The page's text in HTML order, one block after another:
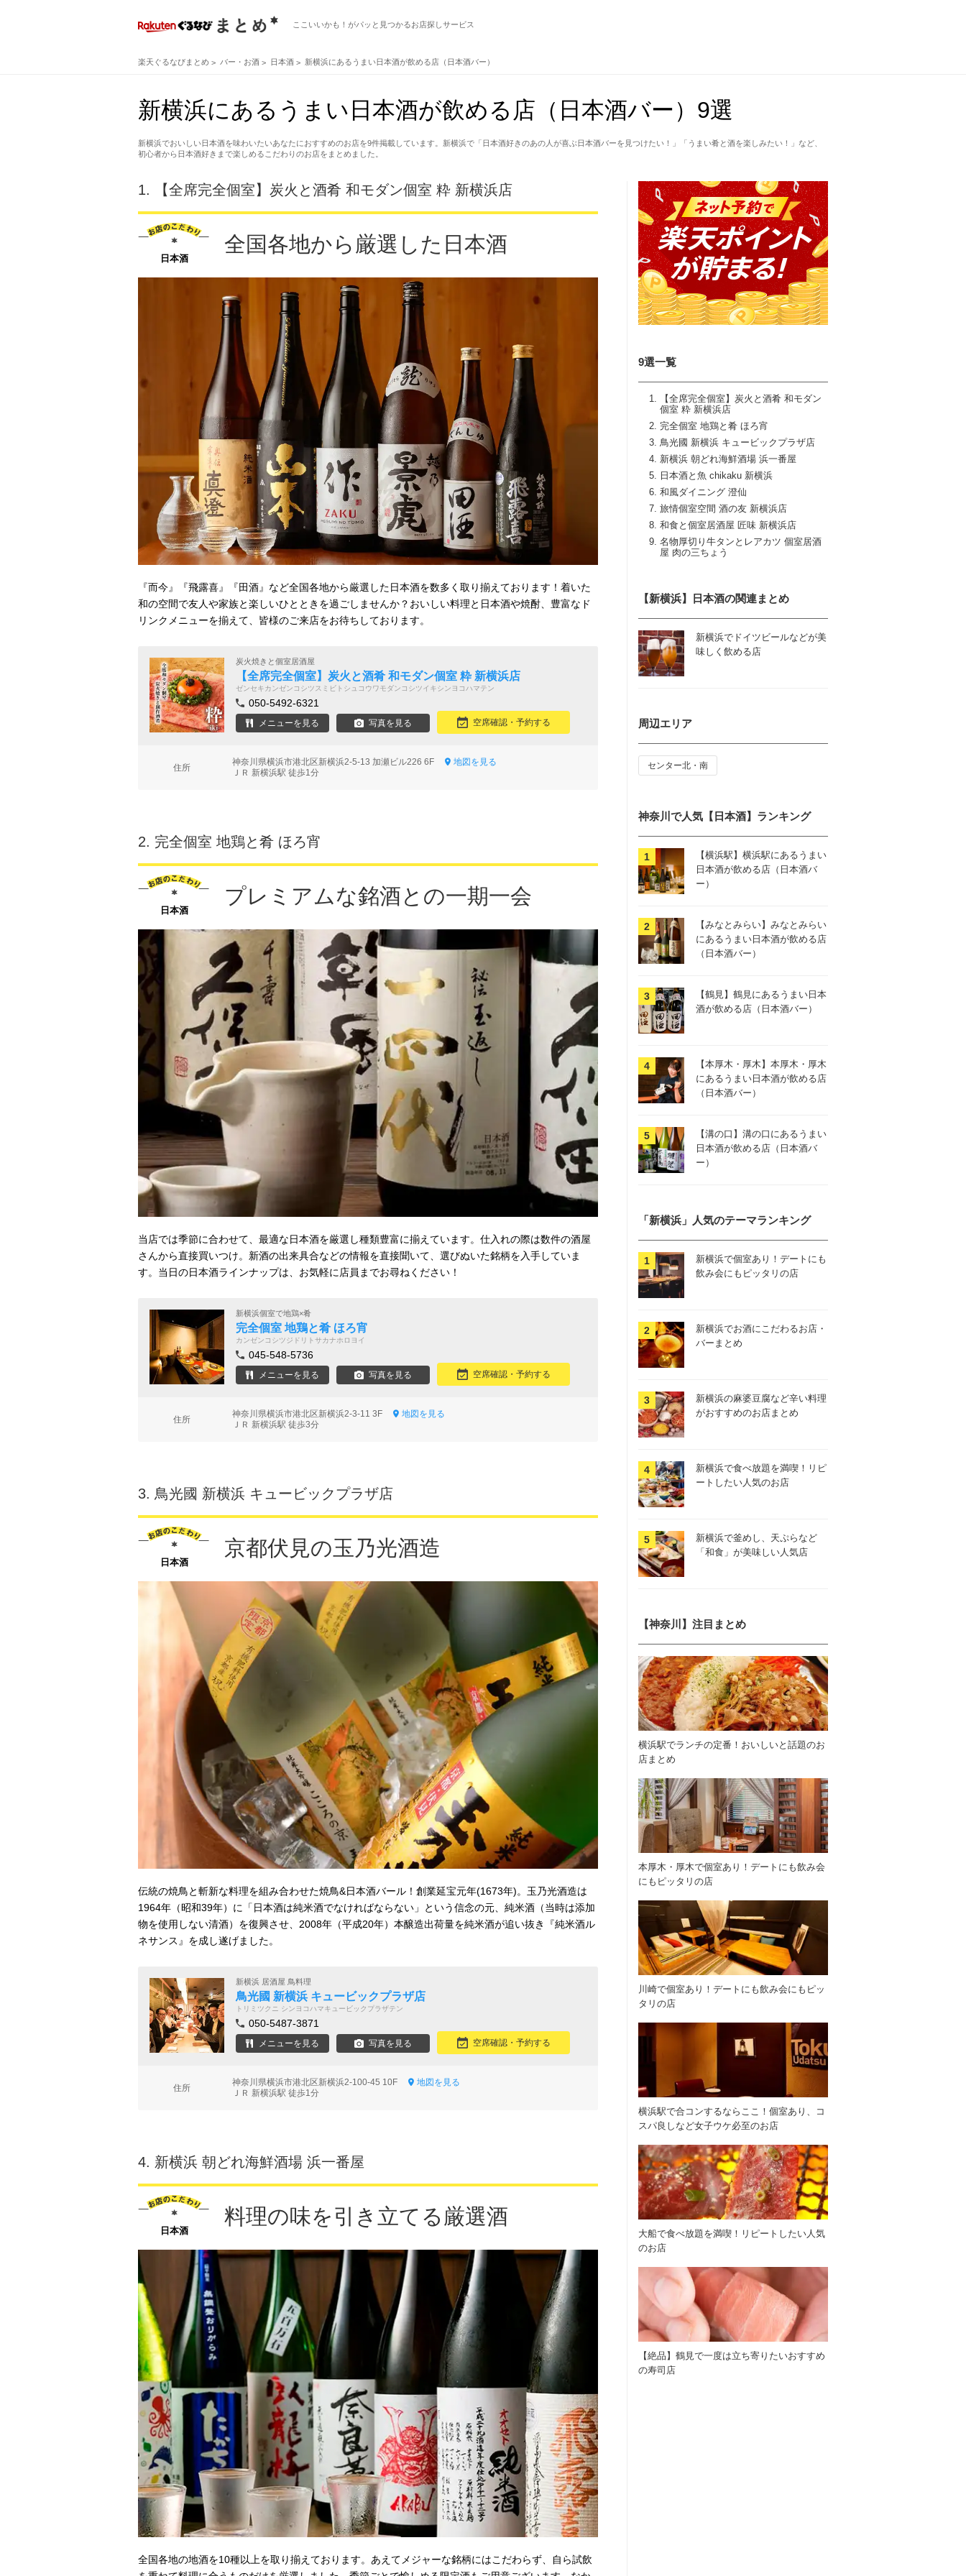
ここいいかも！がパッと見つかるお店探しサービス
楽天ぐるなびまとめ バー・お酒 日本酒 新横浜にあるうまい日本酒が飲める店（日本酒バー）
新横浜にあるうまい日本酒が飲める店（日本酒バー）9選
新横浜でおいしい日本酒を味わいたいあなたにおすすめのお店を9件掲載しています。新横浜で「日本酒好きのあの人が喜ぶ日本酒バーを見つけたい！」「うまい肴と酒を楽しみたい！」など、
初心者から日本酒好きまで楽しめるこだわりのお店をまとめました。
9選一覧
【全席完全個室】炭火と酒肴 和モダン
個室 粋 新横浜店
完全個室 地鶏と肴 ほろ宵
鳥光國 新横浜 キュービックプラザ店
新横浜 朝どれ海鮮酒場 浜一番屋
日本酒と魚 chikaku 新横浜
和風ダイニング 澄仙
旅情個室空間 酒の友 新横浜店
和食と個室居酒屋 匠味 新横浜店
名物厚切り牛タンとレアカツ 個室居酒
屋 肉の三ちょう
1. 【全席完全個室】炭火と酒肴 和モダン個室 粋 新横浜店
日本酒
全国各地から厳選した日本酒
『而今』『飛露喜』『田酒』など全国各地から厳選した日本酒を数多く取り揃えております！着いた
和の空間で友人や家族と楽しいひとときを過ごしませんか？おいしい料理と日本酒や焼酎、豊富なド
リンクメニューを揃えて、皆様のご来店をお待ちしております。
炭火焼きと個室居酒屋
【全席完全個室】炭火と酒肴 和モダン個室 粋 新横浜店
ゼンセキカンゼンコシツスミビトシュコウワモダンコシツイキシンヨコハマテン
050-5492-6321
メニューを見る 写真を見る 空席確認・予約する
住所
神奈川県横浜市港北区新横浜2-5-13 加瀬ビル226 6F
地図を見る
ＪＲ 新横浜駅 徒歩1分
2. 完全個室 地鶏と肴 ほろ宵
日本酒
プレミアムな銘酒との一期一会
当店では季節に合わせて、最適な日本酒を厳選し種類豊富に揃えています。仕入れの際は数件の酒屋
さんから直接買いつけ。新酒の出来具合などの情報を直接聞いて、選びぬいた銘柄を入手していま
す。当日の日本酒ラインナップは、お気軽に店員までお尋ねください！
新横浜個室で地鶏×肴
完全個室 地鶏と肴 ほろ宵
カンゼンコシツジドリトサカナホロヨイ
045-548-5736
メニューを見る 写真を見る 空席確認・予約する
住所
神奈川県横浜市港北区新横浜2-3-11 3F
地図を見る
ＪＲ 新横浜駅 徒歩3分
3. 鳥光國 新横浜 キュービックプラザ店
日本酒
京都伏見の玉乃光酒造
伝統の焼鳥と斬新な料理を組み合わせた焼鳥&日本酒バール！創業延宝元年(1673年)。玉乃光酒造は
1964年（昭和39年）に「日本酒は純米酒でなければならない」という信念の元、純米酒（当時は添加
物を使用しない清酒）を復興させ、2008年（平成20年）本醸造出荷量を純米酒が追い抜き『純米酒ル
ネサンス』を成し遂げました。
新横浜 居酒屋 鳥料理
鳥光國 新横浜 キュービックプラザ店
トリミツクニ シンヨコハマキュービックプラザテン
050-5487-3871
メニューを見る 写真を見る 空席確認・予約する
住所
神奈川県横浜市港北区新横浜2-100-45 10F
地図を見る
ＪＲ 新横浜駅 徒歩1分
4. 新横浜 朝どれ海鮮酒場 浜一番屋
日本酒
料理の味を引き立てる厳選酒
全国各地の地酒を10種以上を取り揃えております。あえてメジャーな銘柄にはこだわらず、自ら試飲
【新横浜】日本酒の関連まとめ
新横浜でドイツビールなどが美
味しく飲める店
周辺エリア
センター北・南
神奈川で人気【日本酒】ランキング
【横浜駅】横浜駅にあるうまい
日本酒が飲める店（日本酒バ
ー）
【みなとみらい】みなとみらい
にあるうまい日本酒が飲める店
（日本酒バー）
【鶴見】鶴見にあるうまい日本
酒が飲める店（日本酒バー）
【本厚木・厚木】本厚木・厚木
にあるうまい日本酒が飲める店
（日本酒バー）
【溝の口】溝の口にあるうまい
日本酒が飲める店（日本酒バ
ー）
「新横浜」人気のテーマランキング
新横浜で個室あり！デートにも
飲み会にもピッタリの店
新横浜でお酒にこだわるお店・
バーまとめ
新横浜の麻婆豆腐など辛い料理
がおすすめのお店まとめ
新横浜で食べ放題を満喫！リピ
ートしたい人気のお店
新横浜で釜めし、天ぷらなど
「和食」が美味しい人気店
【神奈川】注目まとめ
横浜駅でランチの定番！おいしいと話題のお
店まとめ
本厚木・厚木で個室あり！デートにも飲み会
にもピッタリの店
川崎で個室あり！デートにも飲み会にもピッ
タリの店
横浜駅で合コンするならここ！個室あり、コ
スパ良しなど女子ウケ必至のお店
大船で食べ放題を満喫！リピートしたい人気
のお店
【絶品】鶴見で一度は立ち寄りたいおすすめ
の寿司店